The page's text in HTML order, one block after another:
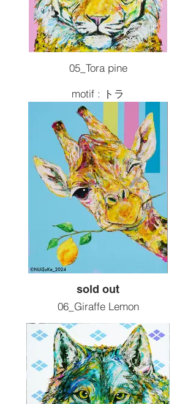
05_Tora pine
motif : トラ
Size :P15 652x500
Painting tools :Acrylic
2024artwork
¥165,000( 税込 )
sold out
06_Giraffe Lemon
motif : キリン
Size :F15 652x530
Painting tools :Acrylic
2024artwork
¥165,000( 税込 )